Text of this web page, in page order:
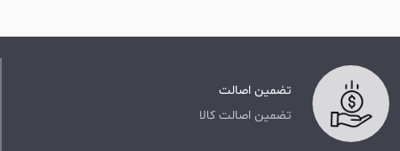
تضمین اصالت
تضمین اصالت کالا